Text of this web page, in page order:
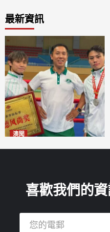
最新資訊
澳聞
喜歡我們的資